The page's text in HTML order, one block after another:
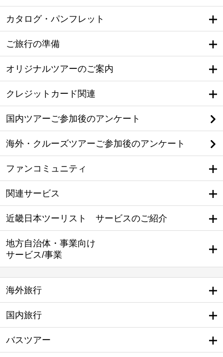
カタログ・パンフレット
ご旅行の準備
オリジナルツアーのご案内
クレジットカード関連
国内ツアーご参加後のアンケート
海外・クルーズツアーご参加後のアンケート
ファンコミュニティ
関連サービス
近畿日本ツーリスト サービスのご紹介
地方自治体・事業向け
サービス/事業
海外旅行
国内旅行
バスツアー